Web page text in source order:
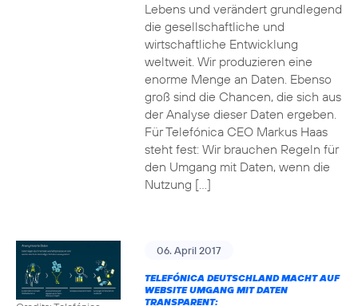
Lebens und verändert grundlegend
die gesellschaftliche und
wirtschaftliche Entwicklung
weltweit. Wir produzieren eine
enorme Menge an Daten. Ebenso
groß sind die Chancen, die sich aus
der Analyse dieser Daten ergeben.
Für Telefónica CEO Markus Haas
steht fest: Wir brauchen Regeln für
den Umgang mit Daten, wenn die
Nutzung […]
06. April 2017
TELEFÓNICA DEUTSCHLAND MACHT AUF
WEBSITE UMGANG MIT DATEN
TRANSPARENT: